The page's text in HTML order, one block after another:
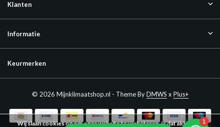
Klanten
Informatie
Keurmerken
© 2026 Mijnklimaatshop.nl - Theme ByDMWS x Plus+
Wij slaan cookies op om onze website te verbeteren. Is dat akkoord?